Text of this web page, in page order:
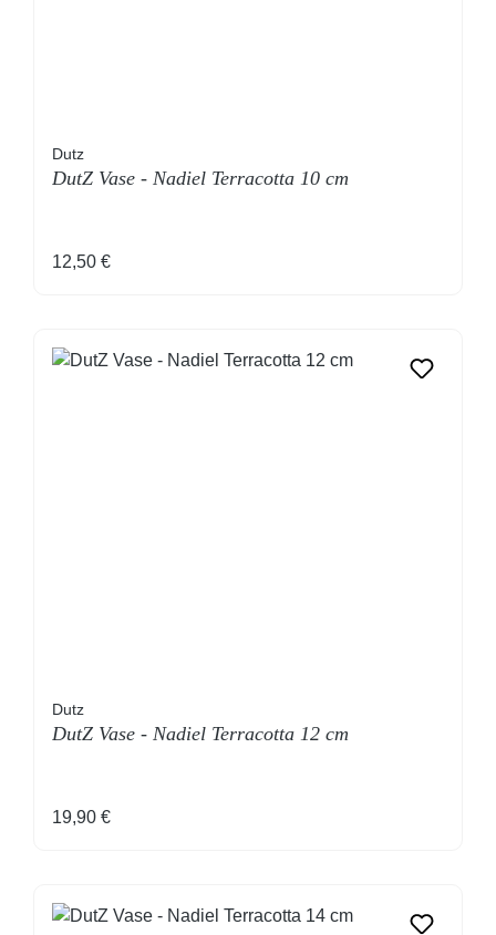
Dutz
DutZ Vase - Nadiel Terracotta 10 cm
Regulärer Preis:
12,50 €
Dutz
DutZ Vase - Nadiel Terracotta 12 cm
Regulärer Preis:
19,90 €